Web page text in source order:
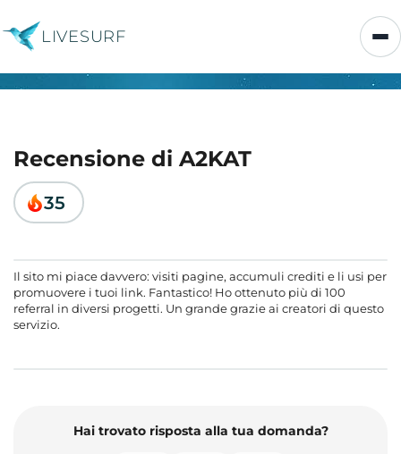
LIVESURF
Recensione di A2KAT
35
Il sito mi piace davvero: visiti pagine, accumuli crediti e li usi per
promuovere i tuoi link. Fantastico! Ho ottenuto più di 100
referral in diversi progetti. Un grande grazie ai creatori di questo
servizio.
Hai trovato risposta alla tua domanda?